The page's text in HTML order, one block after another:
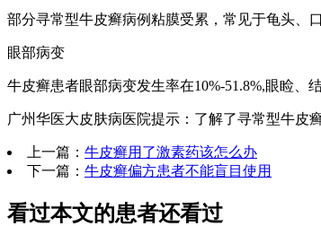
部分寻常型牛皮癣病例粘膜受累，常见于龟头、
眼部病变
牛皮癣患者眼部病变发生率在10%-51.8%,眼睑
广州华医大皮肤病医院提示：了解了寻常型牛皮
上一篇： 牛皮癣用了激素药该怎么办
下一篇： 牛皮癣偏方患者不能盲目使用
看过本文的患者还看过